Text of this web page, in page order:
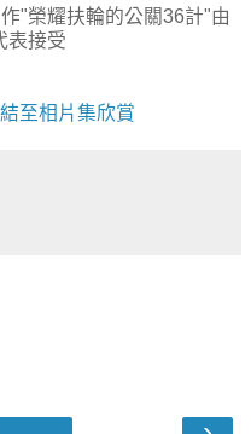
"榮耀扶輪的公關36計"由
表接受
至相片集欣賞